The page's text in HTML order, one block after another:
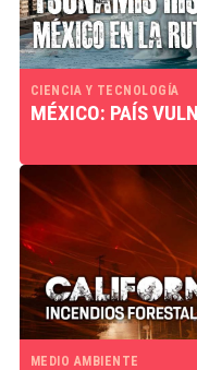
CIENCIA Y TECNOLOGÍA
MÉXICO: PAÍS
MEDIO AMBIENTE